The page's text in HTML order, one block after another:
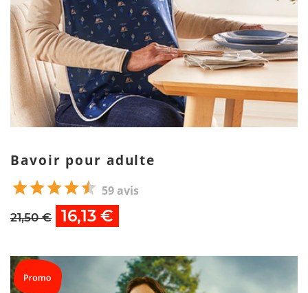
Bavoir pour adulte
59 avis
21,50 € 16,13 €